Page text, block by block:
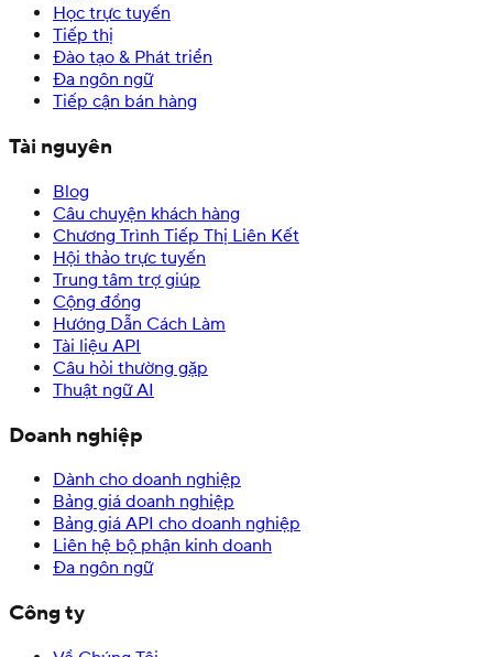
Học trực tuyến
Tiếp thị
Đào tạo & Phát triển
Đa ngôn ngữ
Tiếp cận bán hàng
Tài nguyên
Blog
Câu chuyện khách hàng
Chương Trình Tiếp Thị Liên Kết
Hội thảo trực tuyến
Trung tâm trợ giúp
Cộng đồng
Hướng Dẫn Cách Làm
Tài liệu API
Câu hỏi thường gặp
Thuật ngữ AI
Doanh nghiệp
Dành cho doanh nghiệp
Bảng giá doanh nghiệp
Bảng giá API cho doanh nghiệp
Liên hệ bộ phận kinh doanh
Đa ngôn ngữ
Công ty